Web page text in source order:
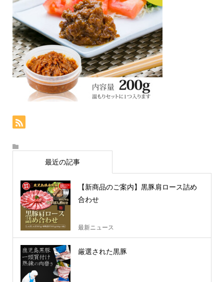
最近の記事
【新商品のご案内】黒豚肩ロース詰め
合わせ
最新ニュース
厳選された黒豚